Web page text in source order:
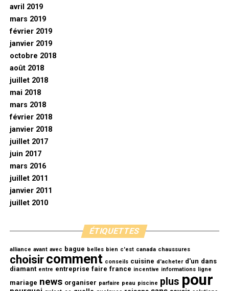
avril 2019
mars 2019
février 2019
janvier 2019
octobre 2018
août 2018
juillet 2018
mai 2018
mars 2018
février 2018
janvier 2018
juillet 2017
juin 2017
mars 2016
juillet 2011
janvier 2011
juillet 2010
ÉTIQUETTES
alliance avant avec bague belles bien c'est canada chaussures
choisir comment conseils cuisine d'acheter d'un dans
diamant entre entreprise faire france incentive informations ligne
mariage news organiser parfaire peau piscine plus pour